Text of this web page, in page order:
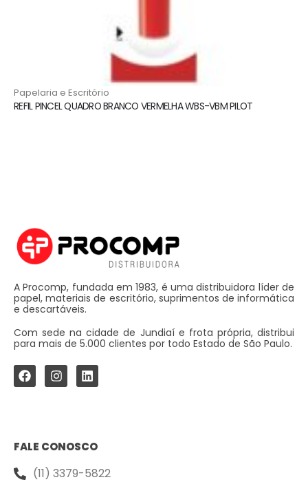
Papelaria e Escritório
REFIL PINCEL QUADRO BRANCO VERMELHA WBS-VBM PILOT
A Procomp, fundada em 1983, é uma distribuidora líder de
papel, materiais de escritório, suprimentos de informática
e descartáveis.
Com sede na cidade de Jundiaí e frota própria, distribui
para mais de 5.000 clientes por todo Estado de São Paulo.
FALE CONOSCO
(11) 3379-5822